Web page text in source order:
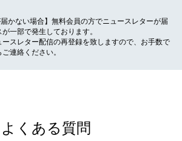
かない場合】無料会員の方でニュースレターが届
一部で発生しております。
スレター配信の再登録を致しますので、お手数で
ご連絡ください。
よくある質問